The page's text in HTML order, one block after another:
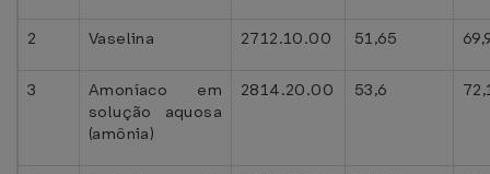
2 Vaselina 2712.10.00 51,65
3
Amoníaco em
solução aquosa
(amônia)
2814.20.00 53,6